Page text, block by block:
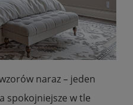
naraz – jeden
spokojniejsze w tle